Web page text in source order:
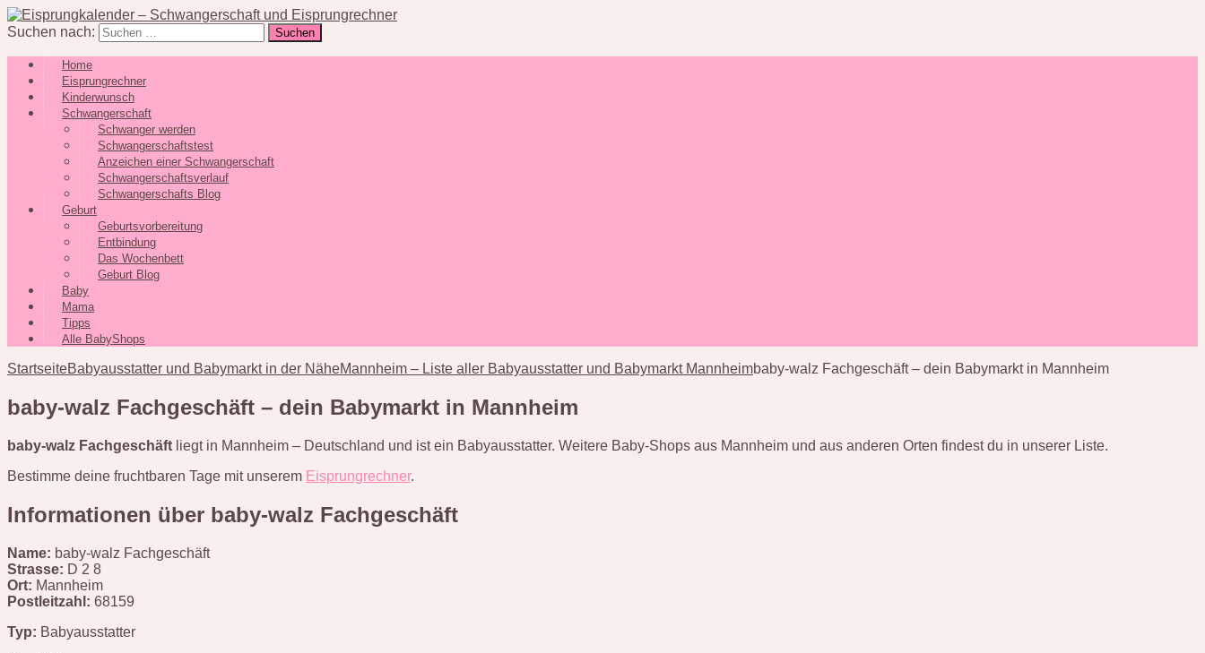
Suchen nach:
Home
Eisprungrechner
Kinderwunsch
Schwangerschaft
Schwanger werden
Schwangerschaftstest
Anzeichen einer Schwangerschaft
Schwangerschaftsverlauf
Schwangerschafts Blog
Geburt
Geburtsvorbereitung
Entbindung
Das Wochenbett
Geburt Blog
Baby
Mama
Tipps
Alle BabyShops
StartseiteBabyausstatter und Babymarkt in der NäheMannheim – Liste aller Babyausstatter und Babymarkt Mannheimbaby-walz Fachgeschäft – dein Babymarkt in Mannheim
baby-walz Fachgeschäft – dein Babymarkt in Mannheim
baby-walz Fachgeschäft liegt in Mannheim – Deutschland und ist ein Babyausstatter. Weitere Baby-Shops aus Mannheim und aus anderen Orten findest du in unserer Liste.
Bestimme deine fruchtbaren Tage mit unserem Eisprungrechner.
Informationen über baby-walz Fachgeschäft
Name: baby-walz Fachgeschäft
Strasse: D 2 8
Ort: Mannheim
Postleitzahl: 68159
Typ: Babyausstatter